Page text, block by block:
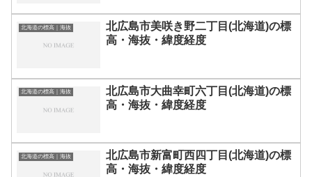
北海道の標高｜海抜
北広島市美咲き野二丁目(北海道)の標
高・海抜・緯度経度
北海道の標高｜海抜
北広島市大曲幸町六丁目(北海道)の標
高・海抜・緯度経度
北海道の標高｜海抜
北広島市新富町西四丁目(北海道)の標
高・海抜・緯度経度